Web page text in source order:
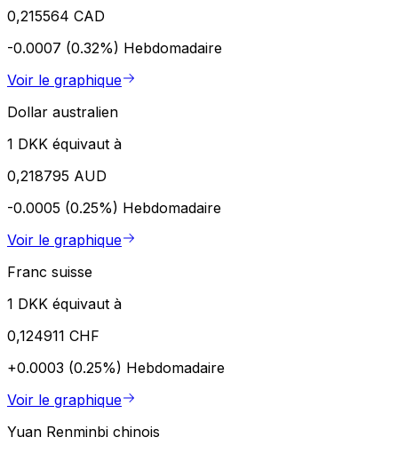
0,215564 CAD
-0.0007 (0.32%) Hebdomadaire
Voir le graphique
Dollar australien
1 DKK équivaut à
0,218795 AUD
-0.0005 (0.25%) Hebdomadaire
Voir le graphique
Franc suisse
1 DKK équivaut à
0,124911 CHF
+0.0003 (0.25%) Hebdomadaire
Voir le graphique
Yuan Renminbi chinois